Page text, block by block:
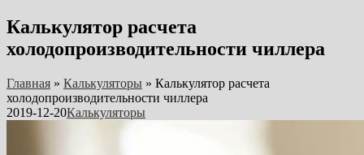
Калькулятор расчета
холодопроизводительности чиллера
Главная » Калькуляторы » Калькулятор расчета
холодопроизводительности чиллера
2019-12-20Калькуляторы